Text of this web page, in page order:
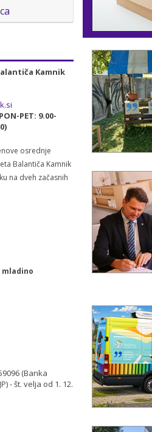
Kamnik
PET: 9.00-
osrednje
Balantiča Kamnik
na dveh začasnih
(Banka
- št. velja od 1. 12.